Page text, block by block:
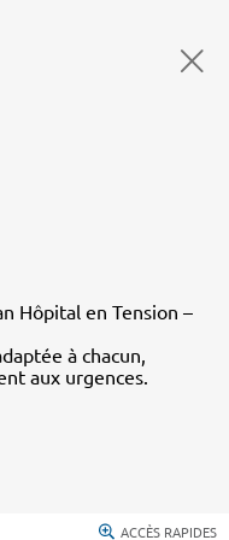
Hôpital en Tension –
à chacun,
aux urgences.
ACCÈS RAPIDES